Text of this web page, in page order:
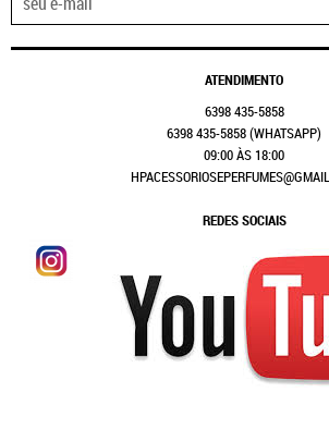
ATENDIMENTO
6398435-5858
6398435-5858(WHATSAPP)
09:00 ÀS 18:00
REDES SOCIAIS